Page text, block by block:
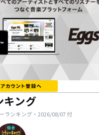
キング
ランキング・ 2026/08/07付